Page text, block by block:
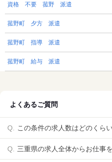
資格 不要 菰野 派遣
菰野町 夕方 派遣
菰野町 指導 派遣
菰野町 給与 派遣
よくあるご質問
この条件の求人数はどのくら
三重県の求人全体からお仕事